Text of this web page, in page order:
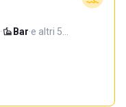
· Bar·e altri 5…